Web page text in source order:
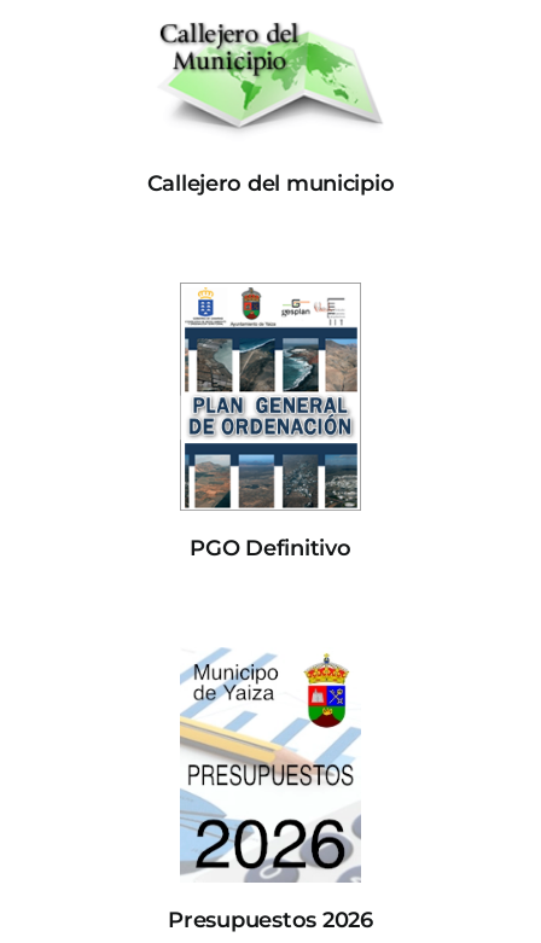
Callejero del municipio
PGO Definitivo
Presupuestos 2026